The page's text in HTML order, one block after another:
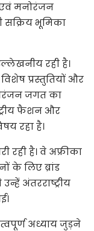
मनोरंजन
सक्रियभूमिका
रहीहै।
विशेषप्रस्तुतियोंऔर
जगतका
फैशनऔर
रहाहै।
रहीहै।वे अफ्रीका
केलिएब्रांड
उन्हें अंतरराष्ट्रीय
अध्यायजुड़ने